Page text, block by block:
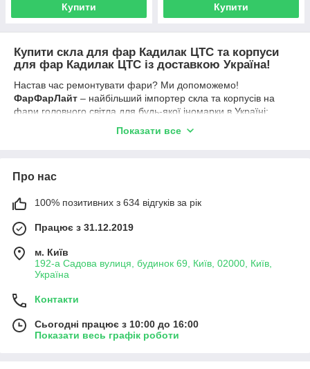
Купити Купити
Купити скла для фар Кадилак ЦТС та корпуси
для фар Кадилак ЦТС із доставкою Україна!
Настав час ремонтувати фари? Ми допоможемо!
ФарФарЛайт – найбільший імпортер скла та корпусів на
фари головного світла для будь-якої іномарки в Україні:
✅Асортимент – 10 000 позицій.
✅Партнерство на кращих умовах.
✅Відправка день-у-день.
✅Швидка доставка по Україні.
✅Вигідні ціни.
✅Реальні фотографії.
Залишились питання? Запрошуємо Вас до нас в офіс та на
склад, огляньте склофару, ознайомтеся з відгуками –
обирайте самі. Якщо ви займаєтеся ремонтом фар, повірте,
вам буде дуже приємно співпрацювати з нами!
Показати все
Про нас
100% позитивних з 634 відгуків за рік
Працює з 31.12.2019
м. Київ
192-а Садова вулиця, будинок 69, Київ, 02000, Київ,
Україна
Контакти
Сьогодні працює з 10:00 до 16:00
Показати весь графік роботи